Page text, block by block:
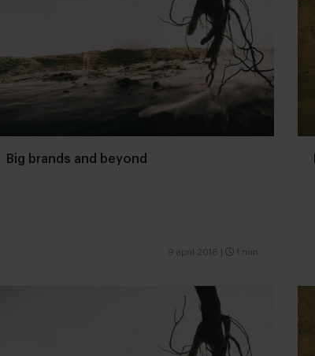
Big brands and beyond
9 april 2016 1 min